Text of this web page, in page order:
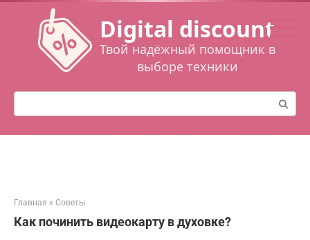
Перейти
контенту
Digital discount
Твой надёжный помощник в
выборе техники
Поиск:
Главная » Советы
Как починить видеокарту в духовке?